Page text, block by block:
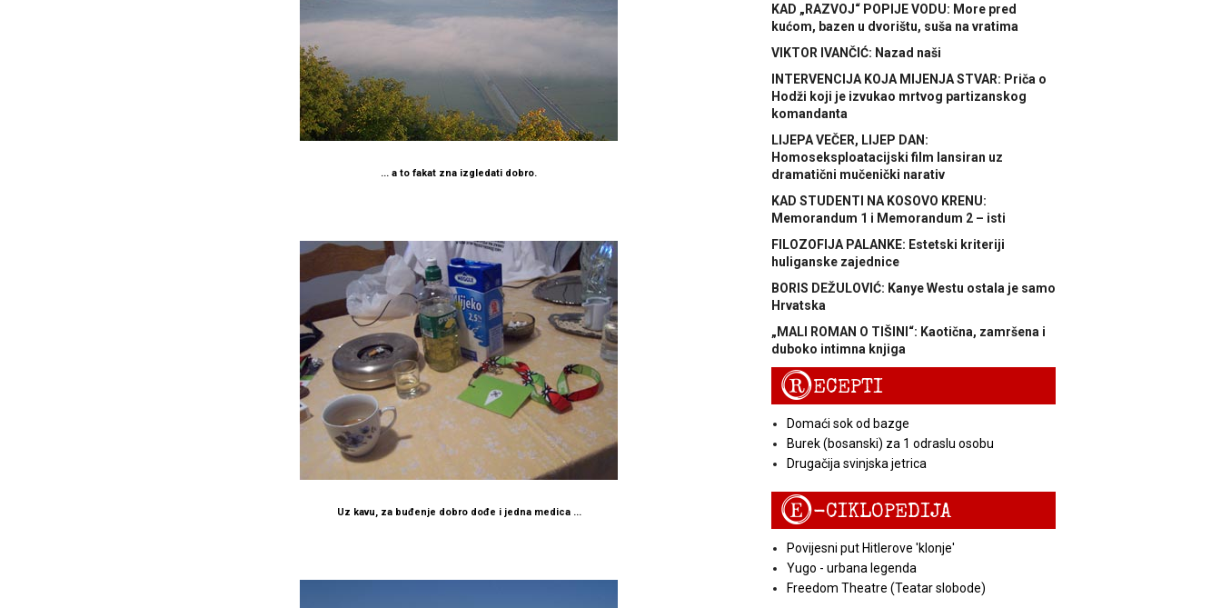
... a to fakat zna izgledati dobro.
Uz kavu, za buđenje dobro dođe i jedna medica ...
KAD „RAZVOJ“ POPIJE VODU: More pred
kućom, bazen u dvorištu, suša na vratima
VIKTOR IVANČIĆ: Nazad naši
INTERVENCIJA KOJA MIJENJA STVAR: Priča o
Hodži koji je izvukao mrtvog partizanskog
komandanta
LIJEPA VEČER, LIJEP DAN:
Homoseksploatacijski film lansiran uz
dramatični mučenički narativ
KAD STUDENTI NA KOSOVO KRENU:
Memorandum 1 i Memorandum 2 – isti
FILOZOFIJA PALANKE: Estetski kriteriji
huliganske zajednice
BORIS DEŽULOVIĆ: Kanye Westu ostala je samo
Hrvatska
„MALI ROMAN O TIŠINI“: Kaotična, zamršena i
duboko intimna knjiga
RECEPTI
Domaći sok od bazge
Burek (bosanski) za 1 odraslu osobu
Drugačija svinjska jetrica
E-CIKLOPEDIJA
Povijesni put Hitlerove 'klonje'
Yugo - urbana legenda
Freedom Theatre (Teatar slobode)